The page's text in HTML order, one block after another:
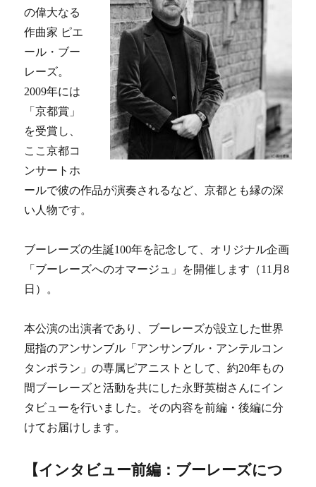
の偉大なる
作曲家 ピエ
ール・ブー
レーズ。
2009年には
「京都賞」
を受賞し、
ここ京都コ
ンサートホ
ールで彼の作品が演奏されるなど、京都とも縁の深
い人物です。
ブーレーズの生誕100年を記念して、オリジナル企画
「ブーレーズへのオマージュ」を開催します（11月8
日）。
本公演の出演者であり、ブーレーズが設立した世界
屈指のアンサンブル「アンサンブル・アンテルコン
タンポラン」の専属ピアニストとして、約20年もの
間ブーレーズと活動を共にした永野英樹さんにイン
タビューを行いました。その内容を前編・後編に分
けてお届けします。
【インタビュー前編：ブーレーズにつ